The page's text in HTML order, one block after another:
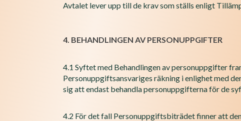
Avtalet lever upp till de krav som ställs enligt
4. BEHANDLINGEN AV PERSONUPPGIFTER
4.1 Syftet med Behandlingen av personuppgifter
Personuppgiftsansvariges räkning i enlighet med
sig att endast behandla personuppgifterna för de
4.2 För det fall Personuppgiftsbiträdet finner att